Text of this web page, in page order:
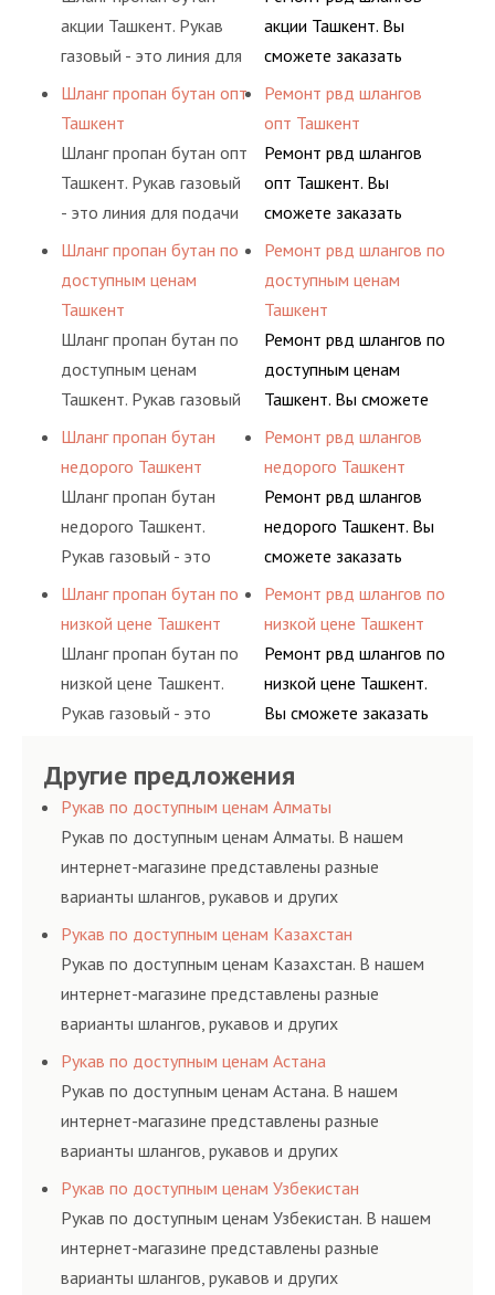
(кислород, аргон, метан,
пропан, бутан,
определенными
акции Ташкент. Рукав
газовый - это линия для
подачи сжатого
воздуха и различных
типов сжиженного газа
(кислород, аргон, метан,
пропан, бутан,
определенными
элементами системы.
Шланг пропан бутан опт
Ташкент
Шланг пропан бутан опт
Ташкент. Рукав газовый
- это линия для подачи
сжатого воздуха и
различных типов
сжиженного газа
(кислород, аргон, метан,
пропан, бутан,
ацетилен) между
элементами системы.
Шланг пропан бутан по
доступным ценам
Ташкент
Шланг пропан бутан по
доступным ценам
Ташкент. Рукав газовый
- это линия для подачи
сжатого воздуха и
различных типов
сжиженного газа
(кислород, аргон, метан,
ацетилен) между
определенными
элементами системы.
Шланг пропан бутан
недорого Ташкент
Шланг пропан бутан
недорого Ташкент.
Рукав газовый - это
линия для подачи
сжатого воздуха и
различных типов
сжиженного газа
(кислород, аргон, метан,
определенными
Шланг пропан бутан по
низкой цене Ташкент
Шланг пропан бутан по
низкой цене Ташкент.
Рукав газовый - это
сжатого воздуха и
различных типов
сжиженного газа
(кислород, аргон, метан,
пропан, бутан,
долговременного
комплексного
гидросистем Вашего
акции Ташкент. Вы
сможете заказать
сервис РВД на разовой
основе либо на
условиях
долговременного
комплексного
гидросистем Вашего
предприятия.
Ремонт рвд шлангов
опт Ташкент
Ремонт рвд шлангов
опт Ташкент. Вы
сможете заказать
сервис РВД на разовой
основе либо на
условиях
долговременного
комплексного
обслуживания
предприятия.
Ремонт рвд шлангов по
доступным ценам
Ташкент
Ремонт рвд шлангов по
доступным ценам
Ташкент. Вы сможете
заказать сервис РВД на
разовой основе либо на
условиях
долговременного
комплексного
гидросистем Вашего
предприятия.
Ремонт рвд шлангов
недорого Ташкент
Ремонт рвд шлангов
недорого Ташкент. Вы
сможете заказать
сервис РВД на разовой
основе либо на
условиях
долговременного
комплексного
Ремонт рвд шлангов по
низкой цене Ташкент
Ремонт рвд шлангов по
низкой цене Ташкент.
Вы сможете заказать
основе либо на
условиях
долговременного
комплексного
обслуживания
Другие предложения
Рукав по доступным ценам Алматы
Рукав по доступным ценам Алматы. В нашем
интернет-магазине представлены разные
варианты шлангов, рукавов и других
резинотехнических изделий, соответствующих
ГОСТам, техническим условиям и нормативам.
Рукав по доступным ценам Казахстан
Рукав по доступным ценам Казахстан. В нашем
интернет-магазине представлены разные
варианты шлангов, рукавов и других
резинотехнических изделий, соответствующих
ГОСТам, техническим условиям и нормативам.
Рукав по доступным ценам Астана
Рукав по доступным ценам Астана. В нашем
интернет-магазине представлены разные
варианты шлангов, рукавов и других
резинотехнических изделий, соответствующих
ГОСТам, техническим условиям и нормативам.
Рукав по доступным ценам Узбекистан
Рукав по доступным ценам Узбекистан. В нашем
интернет-магазине представлены разные
варианты шлангов, рукавов и других